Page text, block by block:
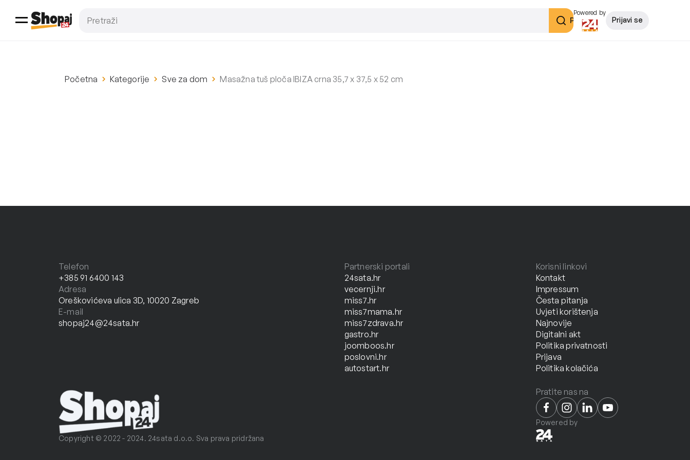
Pretraži
Powered by
Prijavi se
Početna Kategorije Sve za dom Masažna tuš ploča IBIZA crna 35,7 x 37,5 x 52 cm
Telefon
+385 91 6400 143
Adresa
Oreškovićeva ulica 3D, 10020 Zagreb
E-mail
shopaj24@24sata.hr
Copyright © 2022 - 2024. 24sata d.o.o. Sva prava pridržana
Partnerski portali
24sata.hr
vecernji.hr
miss7.hr
miss7mama.hr
miss7zdrava.hr
gastro.hr
joomboos.hr
poslovni.hr
autostart.hr
Korisni linkovi
Kontakt
Impressum
Česta pitanja
Uvjeti korištenja
Najnovije
Digitalni akt
Politika privatnosti
Prijava
Politika kolačića
Pratite nas na
Powered by